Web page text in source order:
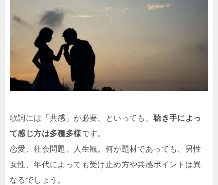
歌詞には「共感」が必要、といっても、聴き手によっ
て感じ方は多種多様です。
恋愛、社会問題、人生観。何が題材であっても、男性
女性、年代によっても受け止め方や共感ポイントは異
なるでしょう。